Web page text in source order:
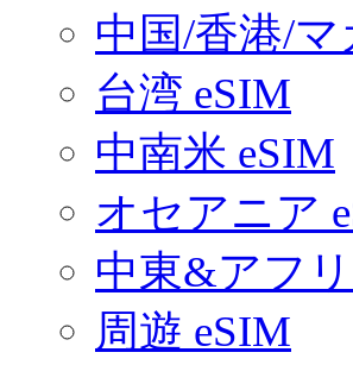
中国/香港/マ
台湾 eSIM
中南米 eSIM
オセアニア
中東&アフ
周遊 eSIM